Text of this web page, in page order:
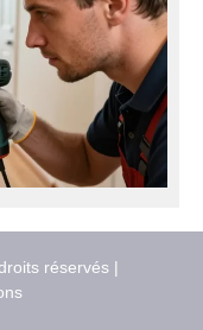
réservés |